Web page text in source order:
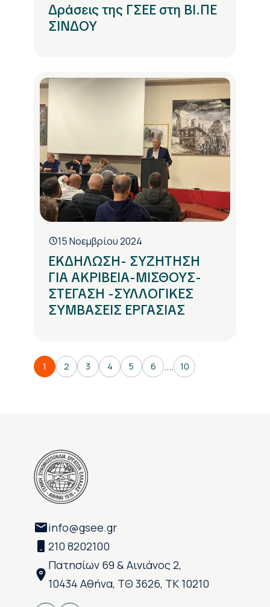
Δράσεις της ΓΣΕΕ στη ΒΙ.ΠΕ
ΣΙΝΔΟΥ
15 Νοεμβρίου 2024
ΕΚΔΗΛΩΣΗ- ΣΥΖΗΤΗΣΗ
ΓΙΑ ΑΚΡΙΒΕΙΑ-ΜΙΣΘΟΥΣ-
ΣΤΕΓΑΣΗ -ΣΥΛΛΟΓΙΚΕΣ
ΣΥΜΒΑΣΕΙΣ ΕΡΓΑΣΙΑΣ
1 2 3 4 5 6 .... 10
info@gsee.gr
210 8202100
Πατησίων 69 & Αινιάνος 2,
10434 Αθήνα, ΤΘ 3626, ΤΚ 10210